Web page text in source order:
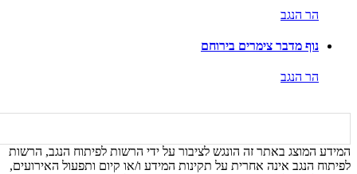
הר הנגב
נוף מדבר צימרים בירוחם
הר הנגב
המידע המוצג באתר זה הונגש לציבור על ידי הרשות לפיתוח הנגב, הרשות
לפיתוח הנגב אינה אחרית על תקינות המידע ו/או קיום ותפעול האירועים,